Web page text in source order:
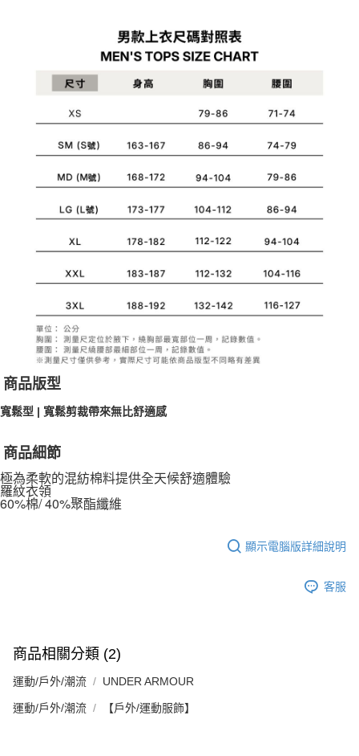
1.分期款項不併入電信帳單，「大哥付你分期」於每月結算日後寄送繳費提
帳／街口支付／iPASS MONEY」等通路繳費。
【注意事項】
1.本服務係由「台灣大哥大股份有限公司」（以下簡稱本公司）所提供，讓
用戶於交易時，得透過本服務購買商品或服務，並由商店將買賣／分期付款
買賣價金債權讓與本公司後，依約使用本公司帳單繳交帳款。
資料（包含姓名、電話或地址）提供予台灣大哥大進項蒐集、處理及利用，
3.完整用戶服務條款，請詳閱以下連結：
https://oppay.tw/userRule
【「AFTEE先享後付」結帳流程】
１．於結帳方式選擇「AFTEE先享後付」後，將跳轉至「AFTEE先享後付」
結帳頁面，進行簡訊認證並確認金額後，即可完成結帳。
２．訂單成立數日內，您將收到繳費通知簡訊。
ATM／網路銀行／等多元方式進行付款，方視為交易完成。
購買商品的店家。未經商家同意取消之訂單仍視為有效，需透過AFTEE先享
後付繳納相關費用。
※ 交易是否成功請以「AFTEE先享後付 」之結帳頁面顯示為準，若有關於
是否繳費成功／繳費後需取消欲退款等相關疑問，請聯繫「AFTEE先享後付
客戶支援中心」
https://netprotections.freshdesk.com/support/home
１．透過由恩沛科技股份有限公司提供之「AFTEE先享後付」服務完成之交
權轉讓予恩沛科技股份有限公司。
https://aftee.tw/terms/#terms3
３．未成年的使用者請事先徵得法定代理人或監護人之同意方可使用
「AFTEE先享後付」，若未經同意申辦者引起之損失，本公司不負相關責
任。
４．使用「AFTEE先享後付」時，將依據個別帳號之用戶狀況，依本公司即
時審查核予不同之上限額度；若仍有額度不足之情形，本公司將視審查結果
請求用戶進行身份認證。
５．嚴禁一人註冊多個帳號或使用他人資訊註冊。若發現惡意使用之情形，
恩沛科技股份有限公司將有權停止該用戶之使用額度並採取法律行動。
每筆NT$70，滿NT$899(含以上)免運費
付款後7-11取貨
每筆NT$70，滿NT$899(含以上)免運費
每筆NT$100，滿NT$1,000(含以上)免運費
京站台北店客服中心(1F星巴克旁) 即日起不提供京站紙袋，取件時
免運費
商品版型
寬鬆型 | 寬鬆剪裁帶來無比舒適感
商品細節
極為柔軟的混紡棉料提供全天候舒適體驗
羅紋衣領
60%棉/ 40%聚酯纖維
顯示電腦版詳細說明
客服
商品相關分類 (2)
運動/戶外/潮流 UNDER ARMOUR
運動/戶外/潮流 【戶外/運動服飾】